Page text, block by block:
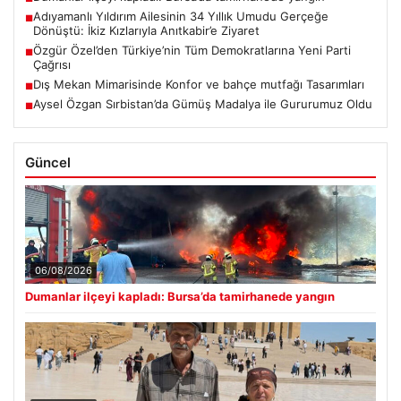
■Adıyamanlı Yıldırım Ailesinin 34 Yıllık Umudu Gerçeğe
Dönüştü: İkiz Kızlarıyla Anıtkabir’e Ziyaret
■Özgür Özel’den Türkiye’nin Tüm Demokratlarına Yeni Parti
Çağrısı
■Dış Mekan Mimarisinde Konfor ve bahçe mutfağı Tasarımları
■Aysel Özgan Sırbistan’da Gümüş Madalya ile Gururumuz Oldu
Güncel
06/08/2026
Dumanlar ilçeyi kapladı: Bursa’da tamirhanede yangın